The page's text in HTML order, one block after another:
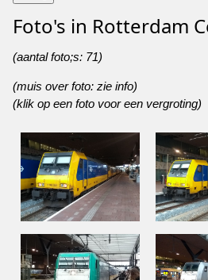
Foto's in Rotterdam
(aantal foto;s: 71)
(muis over foto: zie info)
(klik op een foto voor een vergroting)